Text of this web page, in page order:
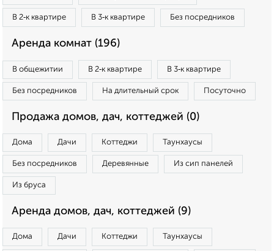
В 2‑к квартире В 3‑к квартире Без посредников
Аренда комнат (196)
В общежитии В 2‑к квартире В 3‑к квартире
Без посредников На длительный срок Посуточно
Продажа домов, дач, коттеджей (0)
Дома Дачи Коттеджи Таунхаусы
Без посредников Деревянные Из сип панелей
Из бруса
Аренда домов, дач, коттеджей (9)
Дома Дачи Коттеджи Таунхаусы